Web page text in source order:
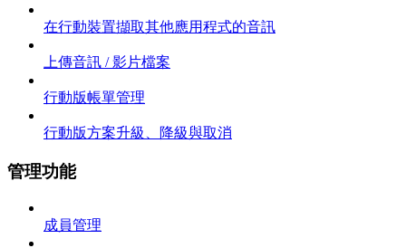
在行動裝置擷取其他應用程式的音訊
上傳音訊 / 影片檔案
行動版帳單管理
行動版方案升級、降級與取消
管理功能
成員管理